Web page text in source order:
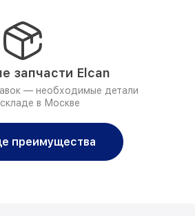
запчасти Elcan
— необходимые детали
в Москве
преимущества